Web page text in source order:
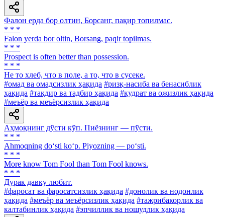
Фалон ерда бор олтин, Борсанг, пақир топилмас.
* * *
Falon yerda bor oltin, Borsang, paqir topilmas.
* * *
Prospect is often better than possession.
* * *
He то хлеб, что в поле, а то, что в сусеке.
#омад ва омадсизлик ҳақида #ризқ-насиба ва бенасиблик
ҳақида #тақдир ва тадбир ҳақида #қудрат ва ожизлик ҳақида
#меъёр ва меъёрсизлик ҳақида
Аҳмоқнинг дўсти кўп. Пиёзнинг — пўсти.
* * *
Ahmoqning do‘sti ko‘p. Piyozning — po‘sti.
* * *
More know Tom Fool than Тоm Fool knows.
* * *
Дурак давку любит.
#фаросат ва фаросатсизлик ҳақида #донолик ва нодонлик
ҳақида #меъёр ва меъёрсизлик ҳақида #тажрибакорлик ва
калтабинлик ҳақида #эпчиллик ва ношудлик ҳақида